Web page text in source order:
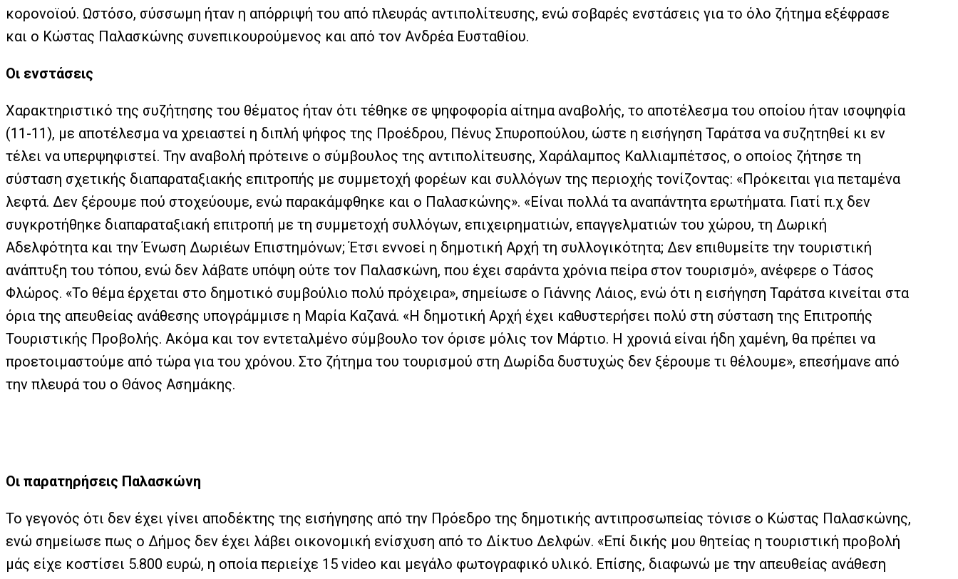
κορονοϊού. Ωστόσο, σύσσωμη ήταν η απόρριψή του από πλευράς αντιπολίτευσης, ενώ σοβαρές ενστάσεις για το όλο ζήτημα εξέφρασε
και ο Κώστας Παλασκώνης συνεπικουρούμενος και από τον Ανδρέα Ευσταθίου.
Οι ενστάσεις
Χαρακτηριστικό της συζήτησης του θέματος ήταν ότι τέθηκε σε ψηφοφορία αίτημα αναβολής, το αποτέλεσμα του οποίου ήταν ισοψηφία
(11-11), με αποτέλεσμα να χρειαστεί η διπλή ψήφος της Προέδρου, Πένυς Σπυροπούλου, ώστε η εισήγηση Ταράτσα να συζητηθεί κι εν
τέλει να υπερψηφιστεί. Την αναβολή πρότεινε ο σύμβουλος της αντιπολίτευσης, Χαράλαμπος Καλλιαμπέτσος, ο οποίος ζήτησε τη
σύσταση σχετικής διαπαραταξιακής επιτροπής με συμμετοχή φορέων και συλλόγων της περιοχής τονίζοντας: «Πρόκειται για πεταμένα
λεφτά. Δεν ξέρουμε πού στοχεύουμε, ενώ παρακάμφθηκε και ο Παλασκώνης». «Είναι πολλά τα αναπάντητα ερωτήματα. Γιατί π.χ δεν
συγκροτήθηκε διαπαραταξιακή επιτροπή με τη συμμετοχή συλλόγων, επιχειρηματιών, επαγγελματιών του χώρου, τη Δωρική
Αδελφότητα και την Ένωση Δωριέων Επιστημόνων; Έτσι εννοεί η δημοτική Αρχή τη συλλογικότητα; Δεν επιθυμείτε την τουριστική
ανάπτυξη του τόπου, ενώ δεν λάβατε υπόψη ούτε τον Παλασκώνη, που έχει σαράντα χρόνια πείρα στον τουρισμό», ανέφερε ο Τάσος
Φλώρος. «Το θέμα έρχεται στο δημοτικό συμβούλιο πολύ πρόχειρα», σημείωσε ο Γιάννης Λάιος, ενώ ότι η εισήγηση Ταράτσα κινείται στα
όρια της απευθείας ανάθεσης υπογράμμισε η Μαρία Καζανά. «Η δημοτική Αρχή έχει καθυστερήσει πολύ στη σύσταση της Επιτροπής
Τουριστικής Προβολής. Ακόμα και τον εντεταλμένο σύμβουλο τον όρισε μόλις τον Μάρτιο. Η χρονιά είναι ήδη χαμένη, θα πρέπει να
προετοιμαστούμε από τώρα για του χρόνου. Στο ζήτημα του τουρισμού στη Δωρίδα δυστυχώς δεν ξέρουμε τι θέλουμε», επεσήμανε από
την πλευρά του ο Θάνος Ασημάκης.
Οι παρατηρήσεις Παλασκώνη
Το γεγονός ότι δεν έχει γίνει αποδέκτης της εισήγησης από την Πρόεδρο της δημοτικής αντιπροσωπείας τόνισε ο Κώστας Παλασκώνης,
ενώ σημείωσε πως ο Δήμος δεν έχει λάβει οικονομική ενίσχυση από το Δίκτυο Δελφών. «Επί δικής μου θητείας η τουριστική προβολή
μάς είχε κοστίσει 5.800 ευρώ, η οποία περιείχε 15 video και μεγάλο φωτογραφικό υλικό. Επίσης, διαφωνώ με την απευθείας ανάθεση